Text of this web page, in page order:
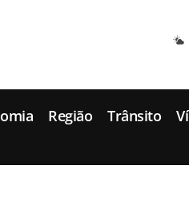
Região Trânsito